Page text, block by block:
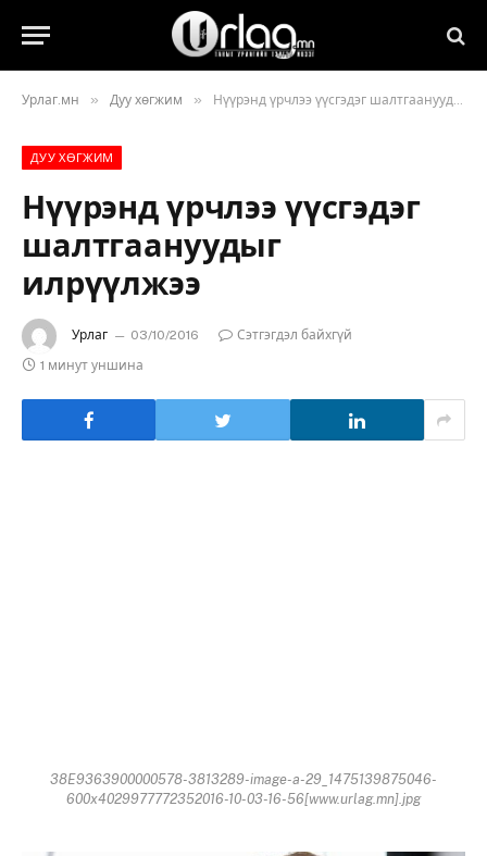
Урлаг.мн » Дуу хөгжим » Нүүрэнд үрчлээ үүсгэдэг шалтгаануудыг илрүүлжээ
ДУУ ХӨГЖИМ
Нүүрэнд үрчлээ үүсгэдэг
шалтгаануудыг
илрүүлжээ
Урлаг 03/10/2016
Сэтгэгдэл байхгүй
1 минут уншина
38E9363900000578-3813289-image-a-29_1475139875046-
600x4029977772352016-10-03-16-56[www.urlag.mn].jpg